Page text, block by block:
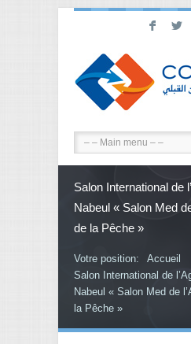
F L
Salon International de
Nabeul « Salon Med
de la Pêche »
Votre position:
Accueil
Salon International de
Nabeul « Salon Med de
la Pêche »